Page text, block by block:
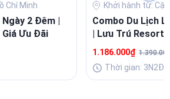
Chí Minh
2 Đêm |
Giá Ưu Đãi
Khởi hành từ:
Combo Du Lịch
| Lưu Trú Resort
Buffet Sang
1.186.000₫
Thời gian: 3N2Đ